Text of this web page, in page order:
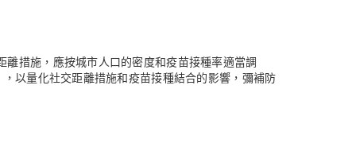
措施，應按城市人口的密度和疫苗接種率適當調
以量化社交距離措施和疫苗接種結合的影響，彌補防